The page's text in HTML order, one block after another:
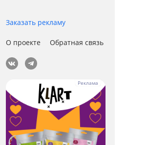
Заказать рекламу
О проекте Обратная связь